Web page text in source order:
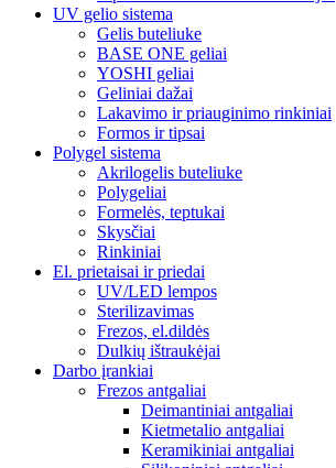
UV gelio sistema
Gelis buteliuke
BASE ONE geliai
YOSHI geliai
Geliniai dažai
Lakavimo ir priauginimo rinkiniai
Formos ir tipsai
Polygel sistema
Akrilogelis buteliuke
Polygeliai
Formelės, teptukai
Skysčiai
Rinkiniai
El. prietaisai ir priedai
UV/LED lempos
Sterilizavimas
Frezos, el.dildės
Dulkių ištraukėjai
Darbo įrankiai
Frezos antgaliai
Deimantiniai antgaliai
Kietmetalio antgaliai
Keramikiniai antgaliai